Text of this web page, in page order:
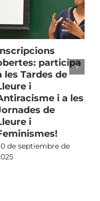
participa
les Tardes de
i
i a les
de
i
de septiembre de